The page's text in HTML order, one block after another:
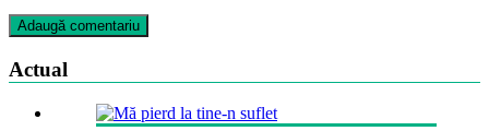
Actual